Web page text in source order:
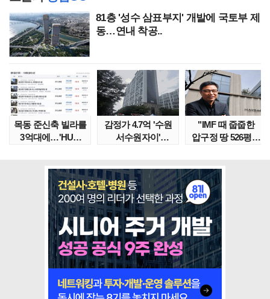
81층 '성수 삼표부지' 개발에 국토부 제
동…연내 착공..
목동 준신축 빌라를
3억대에…'HUG
감정가 4.7억 '수원
서수원자이'
"IMF 때 줍줍한
압구정 땅 526평의